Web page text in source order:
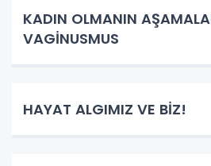
KADIN OLMANIN
VAGİNUSMUS
HAYAT ALGIMIZ VE BİZ!